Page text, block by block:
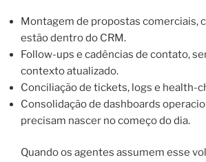
Montagem de propostas comerciais,
estão dentro do CRM.
Follow-ups e cadências de contato,
contexto atualizado.
Conciliação de tickets, logs e health-
Consolidação de dashboards
precisam nascer no começo do dia.
Quando os agentes assumem esse